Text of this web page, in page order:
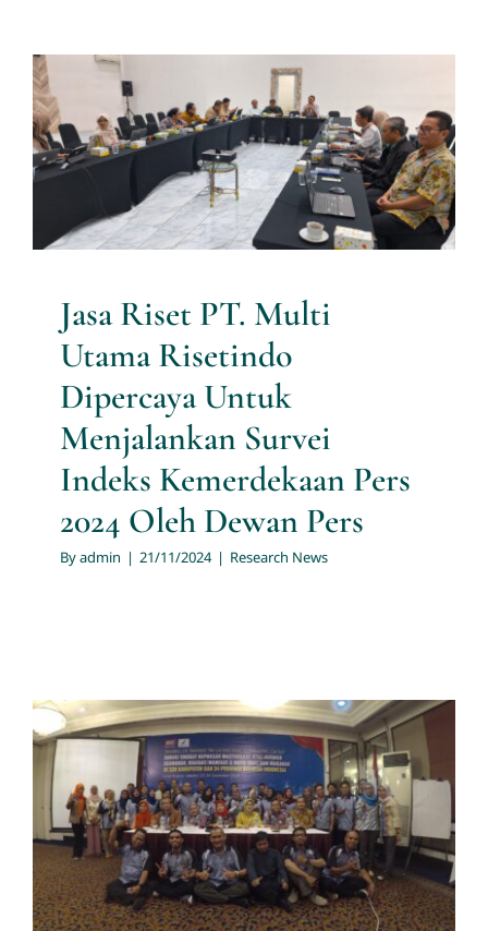
Jasa Riset PT. Multi Utama
Risetindo Dipercaya Untuk
Menjalankan Survei Indeks
Kemerdekaan Pers 2024 Oleh
Dewan Pers
Research News
Jasa Riset PT. Multi
Utama Risetindo
Dipercaya Untuk
Menjalankan Survei
Indeks Kemerdekaan Pers
2024 Oleh Dewan Pers
Byadmin | 21/11/2024 | Research News
Training Of Trainer (TOT)
Survei Tingkat Kepuasan
Masyarakat BPOM Tahun
2018
Research News